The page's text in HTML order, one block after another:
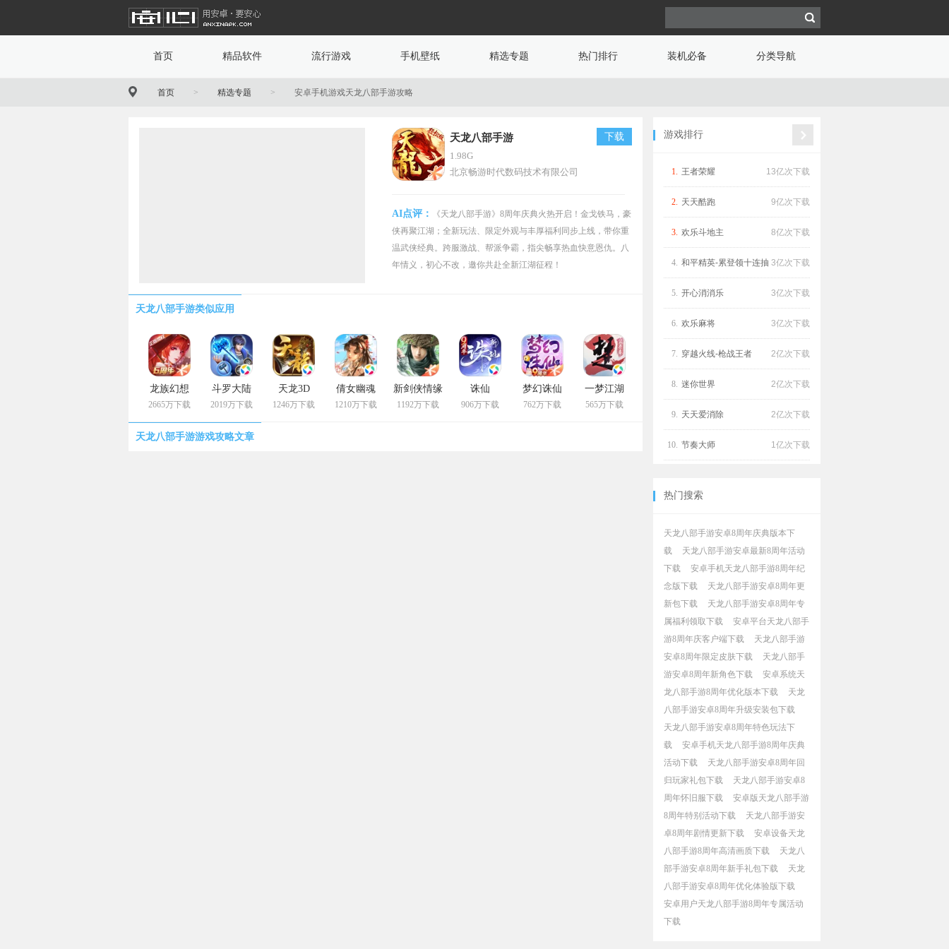
首页 精品软件 流行游戏 手机壁纸 精选专题 热门排行 装机必备 分类导航
首页 > 精选专题 > 安卓手机游戏天龙八部手游攻略
天龙八部手游
1.98G
北京畅游时代数码技术有限公司
下载
AI点评：
《天龙八部手游》8周年庆典火热开启！金戈铁马，豪
侠再聚江湖；全新玩法、限定外观与丰厚福利同步上线，带你重
温武侠经典。跨服激战、帮派争霸，指尖畅享热血快意恩仇。八
年情义，初心不改，邀你共赴全新江湖征程！
天龙八部手游类似应用
龙族幻想
2665万下载
斗罗大陆
2019万下载
天龙3D
1246万下载
倩女幽魂
1210万下载
新剑侠情缘
1192万下载
诛仙
906万下载
梦幻诛仙
762万下载
一梦江湖
565万下载
天龙八部手游游戏攻略文章
游戏排行
13亿次下载
1. 王者荣耀
9亿次下载
2. 天天酷跑
8亿次下载
3. 欢乐斗地主
3亿次下载
4. 和平精英-累登领十连抽
3亿次下载
5. 开心消消乐
3亿次下载
6. 欢乐麻将
2亿次下载
7. 穿越火线-枪战王者
2亿次下载
8. 迷你世界
2亿次下载
9. 天天爱消除
1亿次下载
10. 节奏大师
热门搜索
天龙八部手游安卓8周年庆典版本下
载
天龙八部手游安卓最新8周年活动
下载
安卓手机天龙八部手游8周年纪
念版下载
天龙八部手游安卓8周年更
新包下载
天龙八部手游安卓8周年专
属福利领取下载
安卓平台天龙八部手
游8周年庆客户端下载
天龙八部手游
安卓8周年限定皮肤下载
天龙八部手
游安卓8周年新角色下载
安卓系统天
龙八部手游8周年优化版本下载
天龙
八部手游安卓8周年升级安装包下载
天龙八部手游安卓8周年特色玩法下
载
安卓手机天龙八部手游8周年庆典
活动下载
天龙八部手游安卓8周年回
归玩家礼包下载
天龙八部手游安卓8
周年怀旧服下载
安卓版天龙八部手游
8周年特别活动下载
天龙八部手游安
卓8周年剧情更新下载
安卓设备天龙
八部手游8周年高清画质下载
天龙八
部手游安卓8周年新手礼包下载
天龙
八部手游安卓8周年优化体验版下载
安卓用户天龙八部手游8周年专属活动
下载